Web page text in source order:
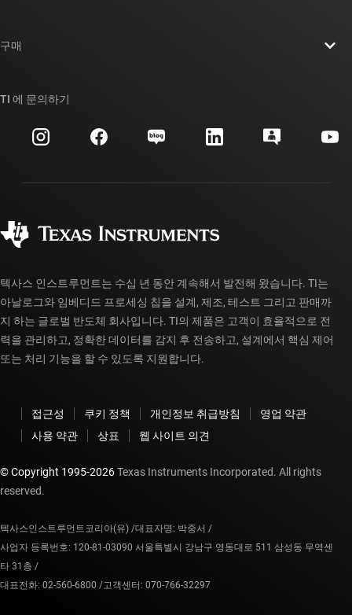
투자 관계
제조
대체품 검색
고객 지원 센터
myTI 계정 FAQ
구매
주문 FAQ
TI 에 문의하기
텍사스 인스트루먼트는 수십 년 동안 계속해서 발전해 왔습니다. TI는
아날로그와 임베디드 프로세싱 칩을 설계, 제조, 테스트 그리고 판매까
지 하는 글로벌 반도체 회사입니다. TI의 제품은 고객이 효율적으로 전
력을 관리하고, 정확한 데이터를 감지 후 전송하고, 설계에서 핵심 제어
또는 처리 기능을 할 수 있도록 지원합니다.
접근성 쿠키 정책 개인정보 취급방침
영업 약관
사용 약관
상표 웹 사이트 의견
© Copyright 1995-2026Texas Instruments Incorporated. All rights
reserved.
텍사스인스트루먼트코리아(유) /대표자명: 박중서 /
사업자 등록번호: 120-81-03090 서울특별시 강남구 영동대로 511 삼성동 무역센
타 31층 /
대표전화: 02-560-6800 /고객센터: 070-766-32297